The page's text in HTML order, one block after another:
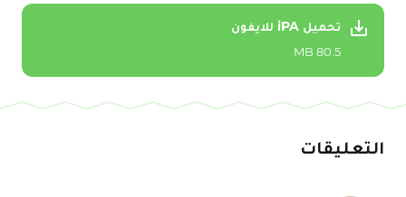
تحميل iPA للايفون
80.5 MB
التعليقات